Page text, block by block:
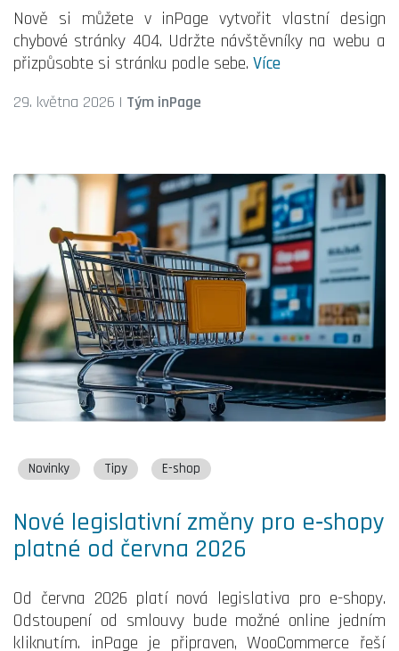
Nově si můžete v inPage vytvořit vlastní design
chybové stránky 404. Udržte návštěvníky na webu a
přizpůsobte si stránku podle sebe. Více
29. května 2026 | Tým inPage
Novinky Tipy E-shop
Nové legislativní změny pro e‑shopy
platné od června 2026
Od června 2026 platí nová legislativa pro e-shopy.
Odstoupení od smlouvy bude možné online jedním
kliknutím. inPage je připraven, WooCommerce řeší